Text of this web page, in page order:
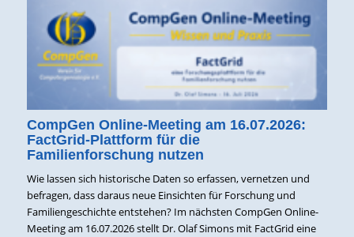
CompGen Online-Meeting am 16.07.2026:
FactGrid-Plattform für die
Familienforschung nutzen
Wie lassen sich historische Daten so erfassen, vernetzen und
befragen, dass daraus neue Einsichten für Forschung und
Familiengeschichte entstehen? Im nächsten CompGen Online-
Meeting am 16.07.2026 stellt Dr. Olaf Simons mit FactGrid eine